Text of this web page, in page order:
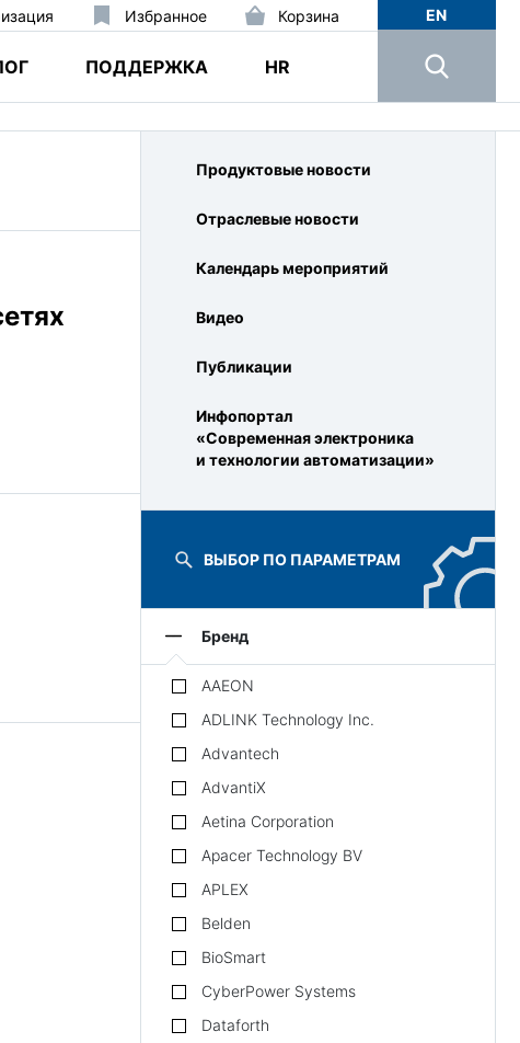
Избранное Корзина
ПОДДЕРЖКА HR
EN
Продуктовые новости
Отраслевые новости
Календарь мероприятий
Видео
Публикации
Инфопортал
«Современная электроника
и технологии автоматизации»
ВЫБОР ПО ПАРАМЕТРАМ
Бренд
AAEON
ADLINK Technology Inc.
Advantech
AdvantiX
Aetina Corporation
Apacer Technology BV
APLEX
Belden
BioSmart
CyberPower Systems
Dataforth